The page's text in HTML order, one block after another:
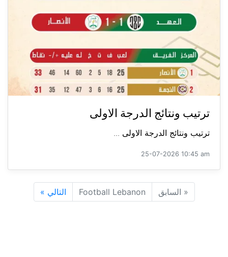
ترتيب ونتائج الدرجة الاولى
ترتيب ونتائج الدرجة الاولى ...
25-07-2026 10:45 am
« السابق Football Lebanon التالي »